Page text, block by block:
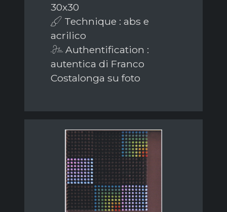
30x30
Technique : abs e
acrilico
Authentification :
autentica di Franco
Costalonga su foto